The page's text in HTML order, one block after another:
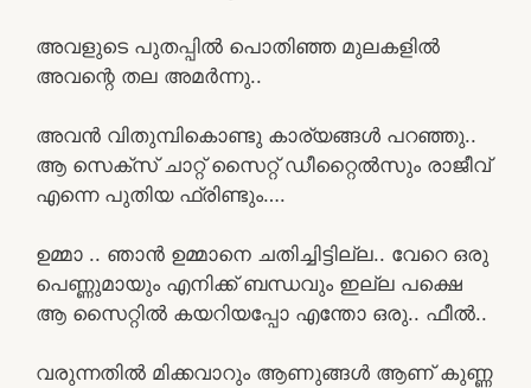
അവളുടെ പുതപ്പിൽ പൊതിഞ്ഞ മുലകളിൽ
അവന്റെ തല അമർന്നു..
അവൻ വിതുമ്പികൊണ്ടു കാര്യങ്ങൾ പറഞ്ഞു..
ആ സെക്സ് ചാറ്റ് സൈറ്റ് ഡീറ്റൈൽസും രാജീവ്
എന്നെ പുതിയ ഫ്രിണ്ടും….
ഉമ്മാ .. ഞാൻ ഉമ്മാനെ ചതിച്ചിട്ടില്ല.. വേറെ ഒരു
പെണ്ണുമായും എനിക്ക് ബന്ധവും ഇല്ല പക്ഷെ
ആ സൈറ്റിൽ കയറിയപ്പോ എന്തോ ഒരു.. ഫീൽ..
വരുന്നതിൽ മിക്കവാറും ആണുങ്ങൾ ആണ് കുണ്ണ